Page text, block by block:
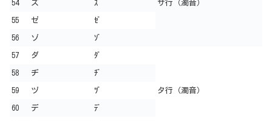
サ行（濁音）
54 ズ ｽﾞ
55 ゼ ｾﾞ
56 ゾ ｿﾞ
57 ダ ﾀﾞ
タ行（濁音）
58 ヂ ﾁﾞ
59 ヅ ﾂﾞ
60 デ ﾃﾞ